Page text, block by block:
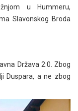
u Hummeru,
Slavonskog Broda
Država 2:0. Zbog
Duspara, a ne zbog